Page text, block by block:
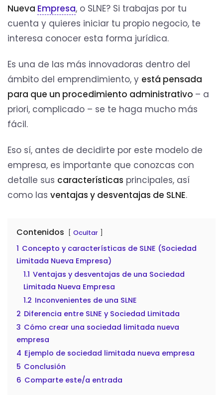
Nueva Empresa, o SLNE? Si trabajas por tu
cuenta y quieres iniciar tu propio negocio, te
interesa conocer esta forma jurídica.
Es una de las más innovadoras dentro del
ámbito del emprendimiento, y está pensada
para que un procedimiento administrativo – a
priori, complicado – se te haga mucho más
fácil.
Eso sí, antes de decidirte por este modelo de
empresa, es importante que conozcas con
detalle sus características principales, así
como las ventajas y desventajas de SLNE.
Contenidos Ocultar
1 Concepto y características de SLNE (Sociedad
Limitada Nueva Empresa)
1.1 Ventajas y desventajas de una Sociedad
Limitada Nueva Empresa
1.2 Inconvenientes de una SLNE
2 Diferencia entre SLNE y Sociedad Limitada
3 Cómo crear una sociedad limitada nueva
empresa
4 Ejemplo de sociedad limitada nueva empresa
5 Conclusión
6 Comparte este/a entrada